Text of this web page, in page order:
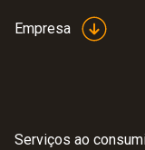
Empresa
Serviços ao